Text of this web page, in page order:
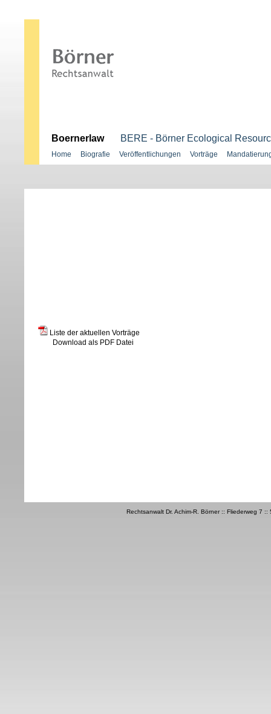
Boernerlaw BERE - Börner Ecological
Home Biografie Veröffentlichungen Vorträge
Liste der aktuellen Vorträge
Download als PDF Datei
Rechtsanwalt Dr. Achim-R. Börner :: Fliederweg 7